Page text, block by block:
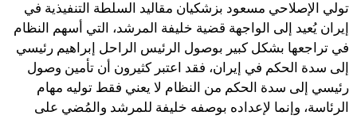
تولي الإصلاحي مسعود بزشكيان مقاليد السلطة التنفيذية في
إيران يُعيد إلى الواجهة قضية خليفة المرشد، التي أسهم النظام
في تراجعها بشكل كبير بوصول الرئيس الراحل إبراهيم رئيسي
إلى سدة الحكم في إيران، فقد اعتبر كثيرون أن تأمين وصول
رئيسي إلى سدة الحكم من النظام لا يعني فقط توليه مهام
الرئاسة، وإنما لإعداده بوصفه خليفة للمرشد والمُضي على